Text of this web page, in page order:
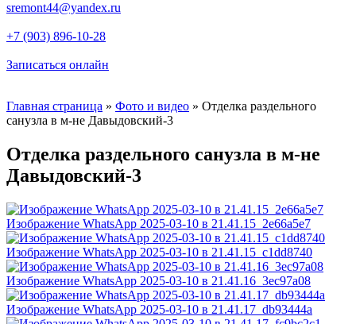
sremont44@yandex.ru
+7 (903) 896-10-28
Записаться онлайн
Главная страница » Фото и видео » Отделка раздельного
санузла в м-не Давыдовский-3
Отделка раздельного санузла в м-не
Давыдовский-3
Изображение WhatsApp 2025-03-10 в 21.41.15_2e66a5e7
Изображение WhatsApp 2025-03-10 в 21.41.15_c1dd8740
Изображение WhatsApp 2025-03-10 в 21.41.16_3ec97a08
Изображение WhatsApp 2025-03-10 в 21.41.17_db93444a